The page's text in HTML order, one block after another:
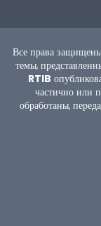
Все права
темы,
RTIB
частично или
обработаны,